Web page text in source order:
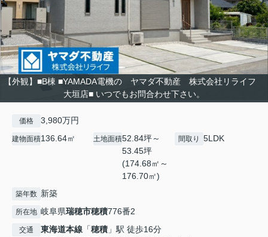
【外観】■B棟 ■YAMADA電機の ヤマダ不動産 株式会社リライフ
大垣店■ いつでもお問合わせ下さい。
価格 3,980万円
建物面積136.64㎡ 土地面積52.84坪～
53.45坪
(174.68㎡～
176.70㎡)
間取り 5LDK
築年数 新築
所在地 岐阜県瑞穂市穂積776番2
交通 東海道本線 「穂積 」駅 徒歩16分